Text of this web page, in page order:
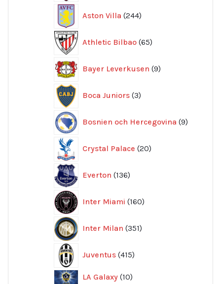
Aston Villa 244
produkter
Athletic Bilbao 65
produkter
Bayer Leverkusen 9
produkter
Boca Juniors 3
produkter
Bosnien och Hercegovina 9
produkter
Crystal Palace 20
produkter
Everton 136
produkter
Inter Miami 160
produkter
Inter Milan 351
produkter
Juventus 415
produkter
LA Galaxy 1010